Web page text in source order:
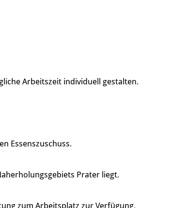
Arbeitszeit individuell gestalten.
Essenszuschuss.
Prater liegt.
zum Arbeitsplatz zur Verfügung.